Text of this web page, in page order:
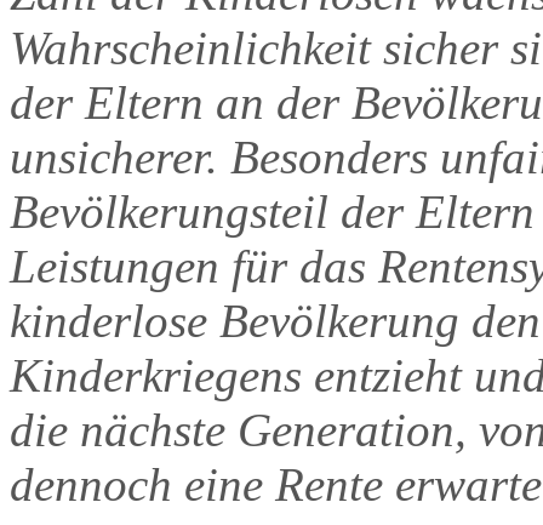
Wahrscheinlichkeit sicher
der Eltern an der
unsicherer. Besonders
Bevölkerungsteil der
Leistungen für das
kinderlose Bevölkerung
Kinderkriegens entzieht
die nächste Generation,
dennoch eine Rente